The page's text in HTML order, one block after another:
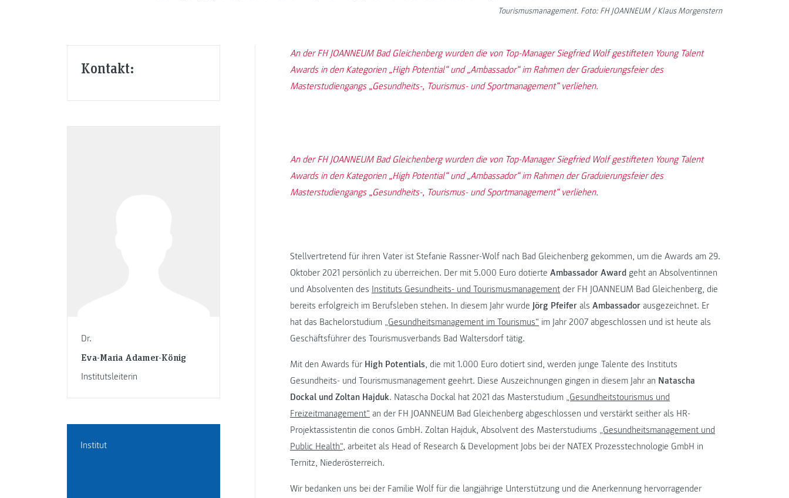
Tourismusmanagement. Foto: FH JOANNEUM / Klaus Morgenstern
Kontakt:
Dr.
Eva-Maria Adamer-König
Institutsleiterin
Institut
An der FH JOANNEUM Bad Gleichenberg wurden die von Top-Manager Siegfried Wolf gestifteten Young Talent
Awards in den Kategorien „High Potential“ und „Ambassador“ im Rahmen der Graduierungsfeier des
Masterstudiengangs „Gesundheits-, Tourismus- und Sportmanagement“ verliehen.
An der FH JOANNEUM Bad Gleichenberg wurden die von Top-Manager Siegfried Wolf gestifteten Young Talent
Awards in den Kategorien „High Potential“ und „Ambassador“ im Rahmen der Graduierungsfeier des
Masterstudiengangs „Gesundheits-, Tourismus- und Sportmanagement“ verliehen.
Stellvertretend für ihren Vater ist Stefanie Rassner-Wolf nach Bad Gleichenberg gekommen, um die Awards am 29.
Oktober 2021 persönlich zu überreichen. Der mit 5.000 Euro dotierte Ambassador Award geht an Absolventinnen
und Absolventen des Instituts Gesundheits- und Tourismusmanagement der FH JOANNEUM Bad Gleichenberg, die
bereits erfolgreich im Berufsleben stehen. In diesem Jahr wurde Jörg Pfeifer als Ambassador ausgezeichnet. Er
hat das Bachelorstudium „Gesundheitsmanagement im Tourismus“ im Jahr 2007 abgeschlossen und ist heute als
Geschäftsführer des Tourismusverbands Bad Waltersdorf tätig.
Mit den Awards für High Potentials, die mit 1.000 Euro dotiert sind, werden junge Talente des Instituts
Gesundheits- und Tourismusmanagement geehrt. Diese Auszeichnungen gingen in diesem Jahr an Natascha
Dockal und Zoltan Hajduk. Natascha Dockal hat 2021 das Masterstudium „Gesundheitstourismus und
Freizeitmanagement“ an der FH JOANNEUM Bad Gleichenberg abgeschlossen und verstärkt seither als HR-
Projektassistentin die conos GmbH. Zoltan Hajduk, Absolvent des Masterstudiums „Gesundheitsmanagement und
Public Health“, arbeitet als Head of Research & Development Jobs bei der NATEX Prozesstechnologie GmbH in
Ternitz, Niederösterreich.
Wir bedanken uns bei der Familie Wolf für die langjährige Unterstützung und die Anerkennung hervorragender